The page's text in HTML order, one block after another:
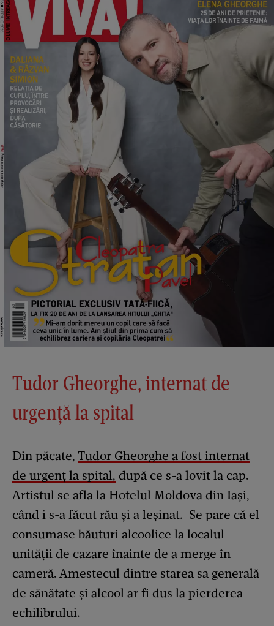
Tudor Gheorghe, internat de
urgență la spital
Din păcate, Tudor Gheorghe a fost internat
de urgenț la spital, după ce s-a lovit la cap.
Artistul se afla la Hotelul Moldova din Iași,
când i s-a făcut rău și a leșinat. Se pare că el
consumase băuturi alcoolice la localul
unității de cazare înainte de a merge în
cameră. Amestecul dintre starea sa generală
de sănătate și alcool ar fi dus la pierderea
echilibrului.